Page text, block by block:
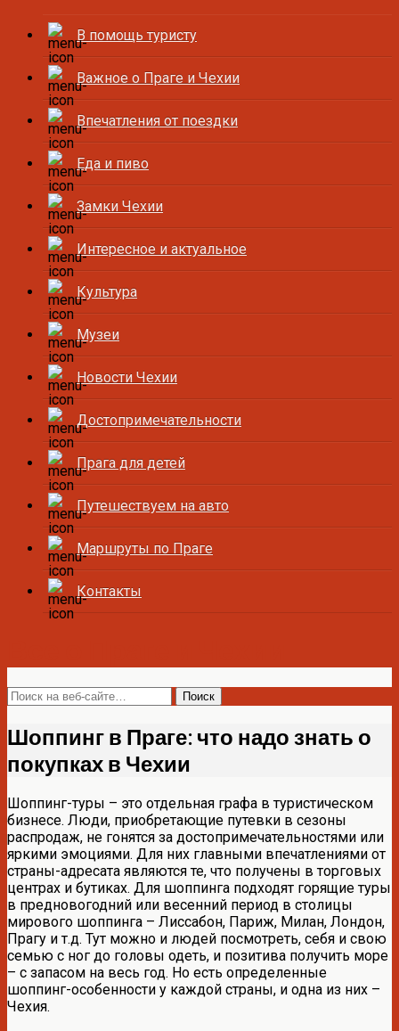
В помощь туристу
Важное о Праге и Чехии
Впечатления от поездки
Еда и пиво
Замки Чехии
Интересное и актуальное
Культура
Музеи
Новости Чехии
Достопримечательности
Прага для детей
Путешествуем на авто
Маршруты по Праге
Контакты
Шоппинг в Праге: что надо знать о
покупках в Чехии
Шоппинг-туры – это отдельная графа в туристическом
бизнесе. Люди, приобретающие путевки в сезоны
распродаж, не гонятся за достопримечательностями или
яркими эмоциями. Для них главными впечатлениями от
страны-адресата являются те, что получены в торговых
центрах и бутиках. Для шоппинга подходят горящие туры
в предновогодний или весенний период в столицы
мирового шоппинга – Лиссабон, Париж, Милан, Лондон,
Прагу и т.д. Тут можно и людей посмотреть, себя и свою
семью с ног до головы одеть, и позитива получить море
– с запасом на весь год. Но есть определенные
шоппинг-особенности у каждой страны, и одна из них –
Чехия.